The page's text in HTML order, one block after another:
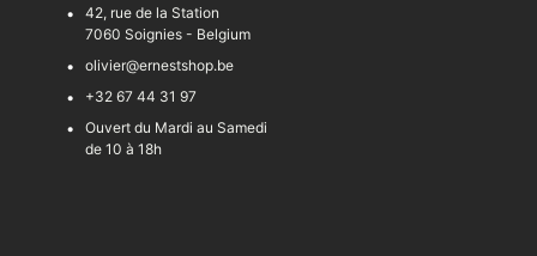
42, rue de la Station
7060 Soignies - Belgium
olivier@ernestshop.be
+32 67 44 31 97
Ouvert du Mardi au Samedi
de 10 à 18h